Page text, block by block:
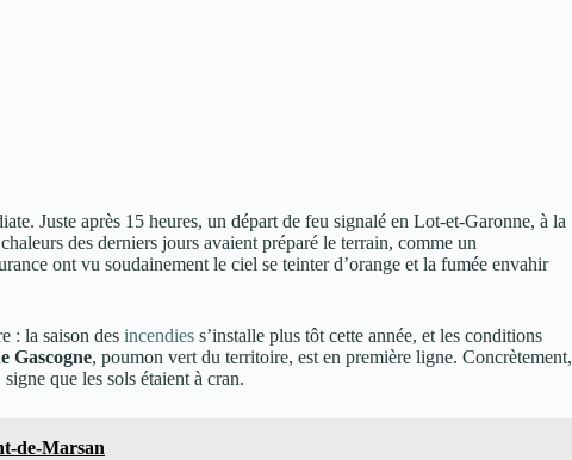
Juste après 15 heures, un départ de feu signalé en Lot-et-Garonne, à la
des derniers jours avaient préparé le terrain, comme un
ont vu soudainement le ciel se teinter d’orange et la fumée envahir
: la saison des incendies s’installe plus tôt cette année, et les conditions
Gascogne, poumon vert du territoire, est en première ligne. Concrètement,
que les sols étaient à cran.
de-Marsan